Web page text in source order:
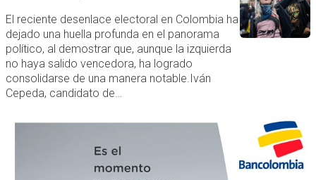
El reciente desenlace electoral en Colombia ha
dejado una huella profunda en el panorama
político, al demostrar que, aunque la izquierda
no haya salido vencedora, ha logrado
consolidarse de una manera notable.Iván
Cepeda, candidato de…